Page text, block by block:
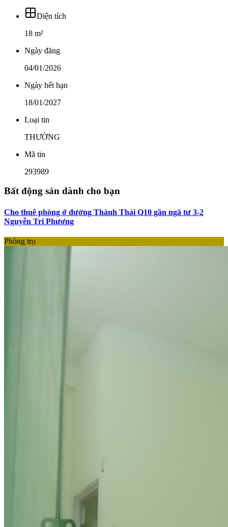
Diện tích
18 m²
Ngày đăng
04/01/2026
Ngày hết hạn
18/01/2027
Loại tin
THƯỜNG
Mã tin
293989
Bất động sản dành cho bạn
Cho thuê phòng ở đường Thành Thái Q10 gần ngã tư 3-2
Nguyễn Tri Phương
Phòng trọ